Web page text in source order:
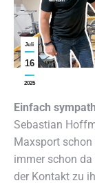
Juli
16
2025
Einfach
Sebastian
Maxsport schon
immer schon da
der Kontakt zu